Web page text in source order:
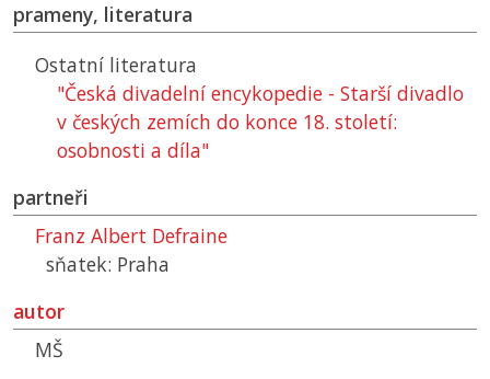
prameny, literatura
Ostatní literatura
"Česká divadelní encykopedie - Starší divadlo
v českých zemích do konce 18. století:
osobnosti a díla"
partneři
Franz Albert Defraine
sňatek: Praha
autor
MŠ